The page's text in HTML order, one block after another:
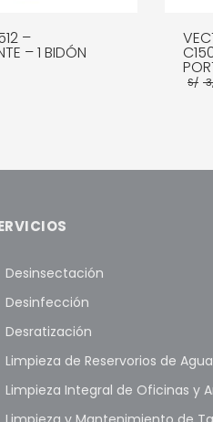
–
– 1 BIDÓN
S/
Desinsectación
Desinfección
Desratización
Limpieza de Reservorios de Agua
Limpieza Integral de Oficinas y